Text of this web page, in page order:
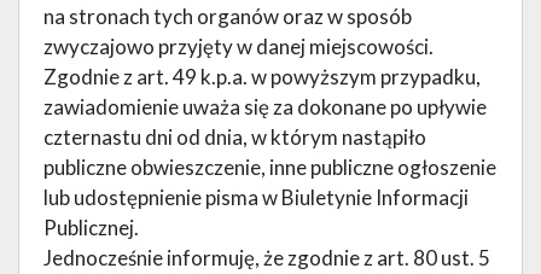
na stronach tych organów oraz w sposób
zwyczajowo przyjęty w danej miejscowości.
Zgodnie z art. 49 k.p.a. w powyższym przypadku,
zawiadomienie uważa się za dokonane po upływie
czternastu dni od dnia, w którym nastąpiło
publiczne obwieszczenie, inne publiczne ogłoszenie
lub udostępnienie pisma w Biuletynie Informacji
Publicznej.
Jednocześnie informuję, że zgodnie z art. 80 ust. 5